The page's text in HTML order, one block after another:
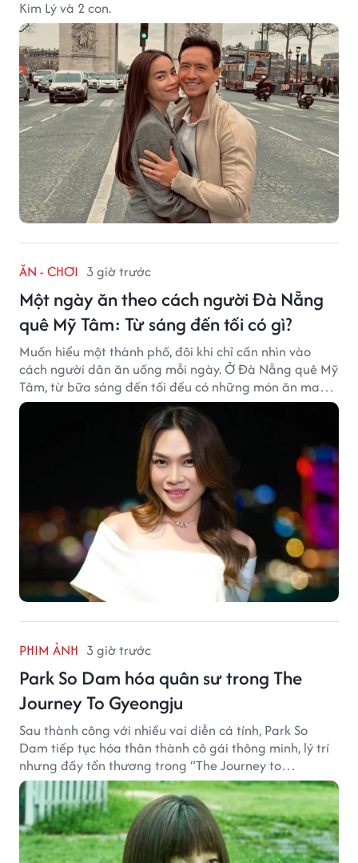
Kim Lý và 2 con.
ĂN - CHƠI 3 giờ trước
Một ngày ăn theo cách người Đà Nẵng
quê Mỹ Tâm: Từ sáng đến tối có gì?
Muốn hiểu một thành phố, đôi khi chỉ cần nhìn vào
cách người dân ăn uống mỗi ngày. Ở Đà Nẵng quê Mỹ
Tâm, từ bữa sáng đến tối đều có những món ăn mang
đậm dấu ấn miền Trung.
PHIM ẢNH 3 giờ trước
Park So Dam hóa quân sư trong The
Journey To Gyeongju
Sau thành công với nhiều vai diễn cá tính, Park So
Dam tiếp tục hóa thân thành cô gái thông minh, lý trí
nhưng đầy tổn thương trong “The Journey to
Gyeongju”.